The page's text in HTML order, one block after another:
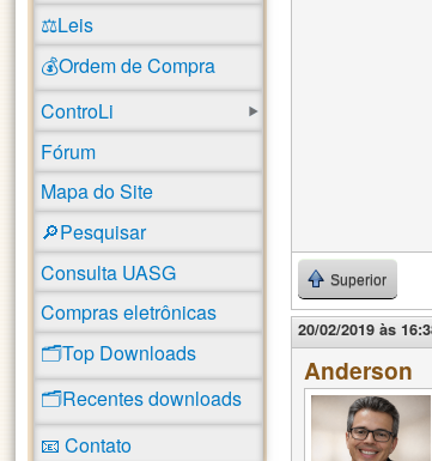
Superior
20/02/2019 às
Anderson
⚖️Leis
💰Ordem de Compra
ControLi
Fórum
Mapa do Site
🔎Pesquisar
Consulta UASG
Compras eletrônicas
🗂️Top Downloads
🗂️Recentes downloads
📧 Contato